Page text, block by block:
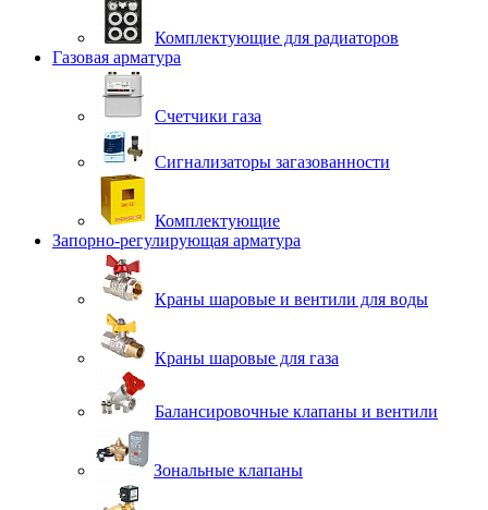
Комплектующие для радиаторов
Газовая арматура
Счетчики газа
Сигнализаторы загазованности
Комплектующие
Запорно-регулирующая арматура
Краны шаровые и вентили для воды
Краны шаровые для газа
Балансировочные клапаны и вентили
Зональные клапаны